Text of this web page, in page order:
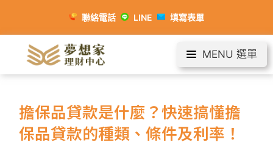
聯絡電話 LINE 填寫表單
MENU 選單
擔保品貸款是什麼？快速搞懂擔
保品貸款的種類、條件及利率！